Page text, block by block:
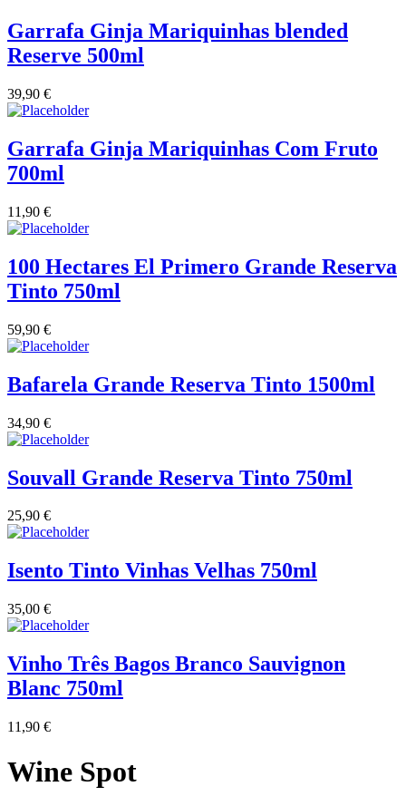
Garrafa Ginja Mariquinhas blended
Reserve 500ml
39,90 €
Garrafa Ginja Mariquinhas Com Fruto
700ml
11,90 €
100 Hectares El Primero Grande Reserva
Tinto 750ml
59,90 €
Bafarela Grande Reserva Tinto 1500ml
34,90 €
Souvall Grande Reserva Tinto 750ml
25,90 €
Isento Tinto Vinhas Velhas 750ml
35,00 €
Vinho Três Bagos Branco Sauvignon
Blanc 750ml
11,90 €
Wine Spot